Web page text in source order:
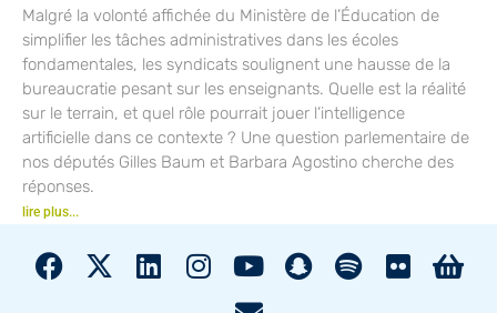
Malgré la volonté affichée du Ministère de l’Éducation de
simplifier les tâches administratives dans les écoles
fondamentales, les syndicats soulignent une hausse de la
bureaucratie pesant sur les enseignants. Quelle est la réalité
sur le terrain, et quel rôle pourrait jouer l’intelligence
artificielle dans ce contexte ? Une question parlementaire de
nos députés Gilles Baum et Barbara Agostino cherche des
réponses.
lire plus...